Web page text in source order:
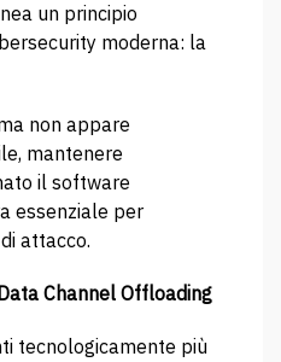
un principio
moderna: la
non appare
mantenere
il software
essenziale per
attacco.
Channel Offloading
tecnologicamente più